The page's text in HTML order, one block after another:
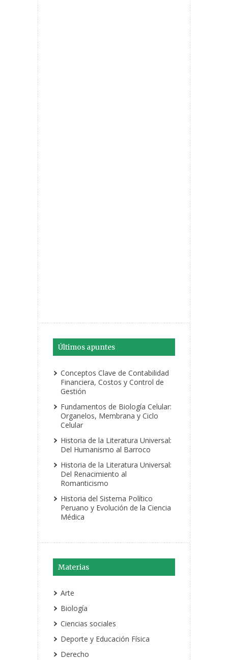
Últimos apuntes
Conceptos Clave de Contabilidad
Financiera, Costos y Control de
Gestión
Fundamentos de Biología Celular:
Organelos, Membrana y Ciclo
Celular
Historia de la Literatura Universal:
Del Humanismo al Barroco
Historia de la Literatura Universal:
Del Renacimiento al
Romanticismo
Historia del Sistema Político
Peruano y Evolución de la Ciencia
Médica
Materias
Arte
Biología
Ciencias sociales
Deporte y Educación Física
Derecho